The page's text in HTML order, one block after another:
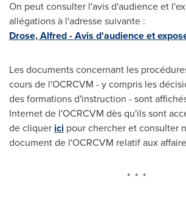
On peut consulter l'avis d'audience et
allégations à l'adresse suivante :
Drose, Alfred - Avis d'audience et
Les documents concernant les
cours de l'OCRCVM - y compris les
des formations d'instruction - sont
Internet de l'OCRCVM dès qu'ils sont
de cliquer ici pour chercher et consulter
document de l'OCRCVM relatif aux
* * *